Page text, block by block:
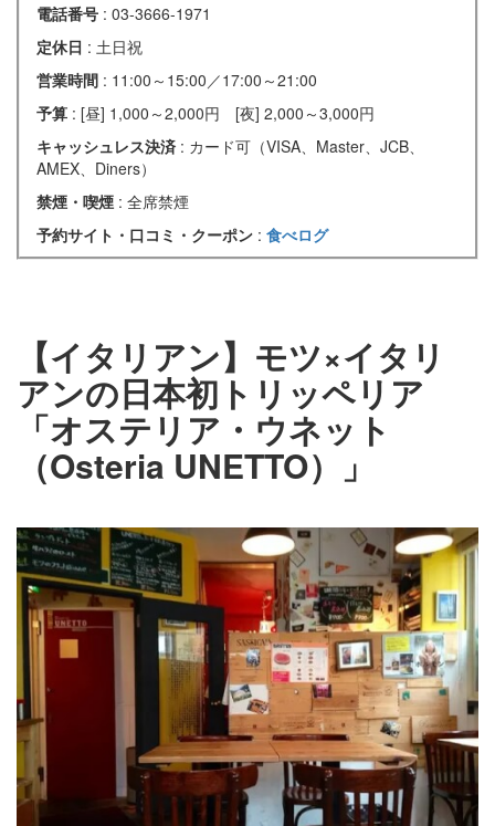
電話番号 : 03-3666-1971
定休日 : 土日祝
営業時間 : 11:00～15:00／17:00～21:00
予算 : [昼] 1,000～2,000円 [夜] 2,000～3,000円
キャッシュレス決済 : カード可（VISA、Master、JCB、
AMEX、Diners）
禁煙・喫煙 : 全席禁煙
予約サイト・口コミ・クーポン : 食べログ
【イタリアン】モツ×イタリ
アンの日本初トリッペリア
「オステリア・ウネット
（Osteria UNETTO）」